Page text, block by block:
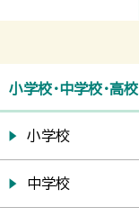
小学校・中学校・高校
小学校
中学校